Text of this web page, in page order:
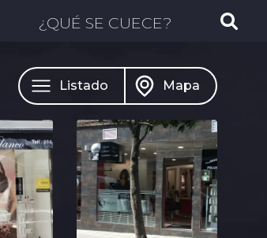
¿QUÉ SE CUECE?
Listado Mapa